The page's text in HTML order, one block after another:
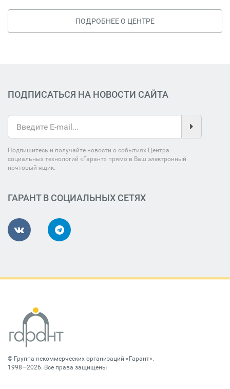
ПОДРОБНЕЕ О ЦЕНТРЕ
ПОДПИСАТЬСЯ НА НОВОСТИ САЙТА
Подпишитесь и получайте новости о событиях Центра
социальных технологий «Гарант» прямо в Ваш электронный
почтовый ящик.
ГАРАНТ В СОЦИАЛЬНЫХ СЕТЯХ
© Группа некоммерческих организаций «Гарант».
1998—2026. Все права защищены